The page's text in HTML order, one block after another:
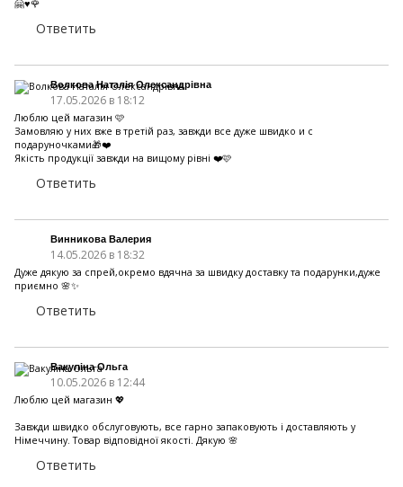
🤗♥️🌹
Ответить
Волкова Наталія Олександрівна
17.05.2026 в 18:12
Люблю цей магазин 🩷
Замовляю у них вже в третій раз, завжди все дуже швидко и с
подаруночками🎁❤️
Якість продукції завжди на вищому рівні ❤️🩷
Ответить
Винникова Валерия
14.05.2026 в 18:32
Дуже дякую за спрей,окремо вдячна за швидку доставку та подарунки,дуже
приємно 🌸✨
Ответить
Вакуліна Ольга
10.05.2026 в 12:44
Люблю цей магазин 💖
Завжди швидко обслуговують, все гарно запаковують і доставляють у
Німеччину. Товар відповідної якості. Дякую 🌸
Ответить